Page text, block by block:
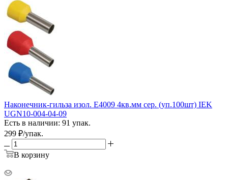
Наконечник-гильза изол. Е4009 4кв.мм сер. (уп.100шт) IEK
UGN10-004-04-09
Есть в наличии: 91 упак.
299 ₽/упак.
В корзину